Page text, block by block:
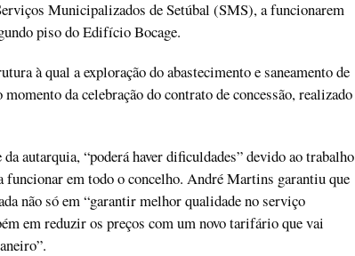
Municipalizados de Setúbal (SMS), a funcionarem
piso do Edifício Bocage.
à qual a exploração do abastecimento e saneamento de
momento da celebração do contrato de concessão, realizado
autarquia, “poderá haver dificuldades” devido ao trabalho
funcionar em todo o concelho. André Martins garantiu que
não só em “garantir melhor qualidade no serviço
em reduzir os preços com um novo tarifário que vai